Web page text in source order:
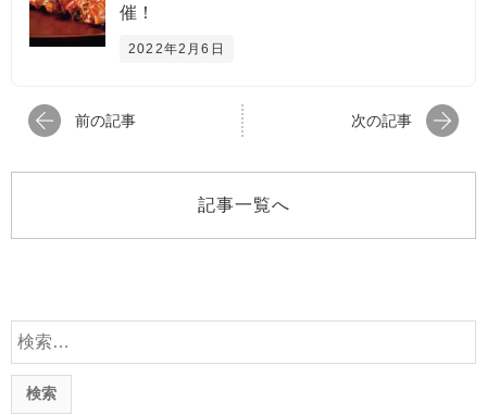
催！
2022年2月6日
前の記事 次の記事
記事一覧へ
検
索
: